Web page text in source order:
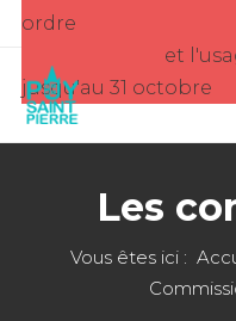
ordre
et
jusqu'au 31 octobre
Les
Vous êtes ici :